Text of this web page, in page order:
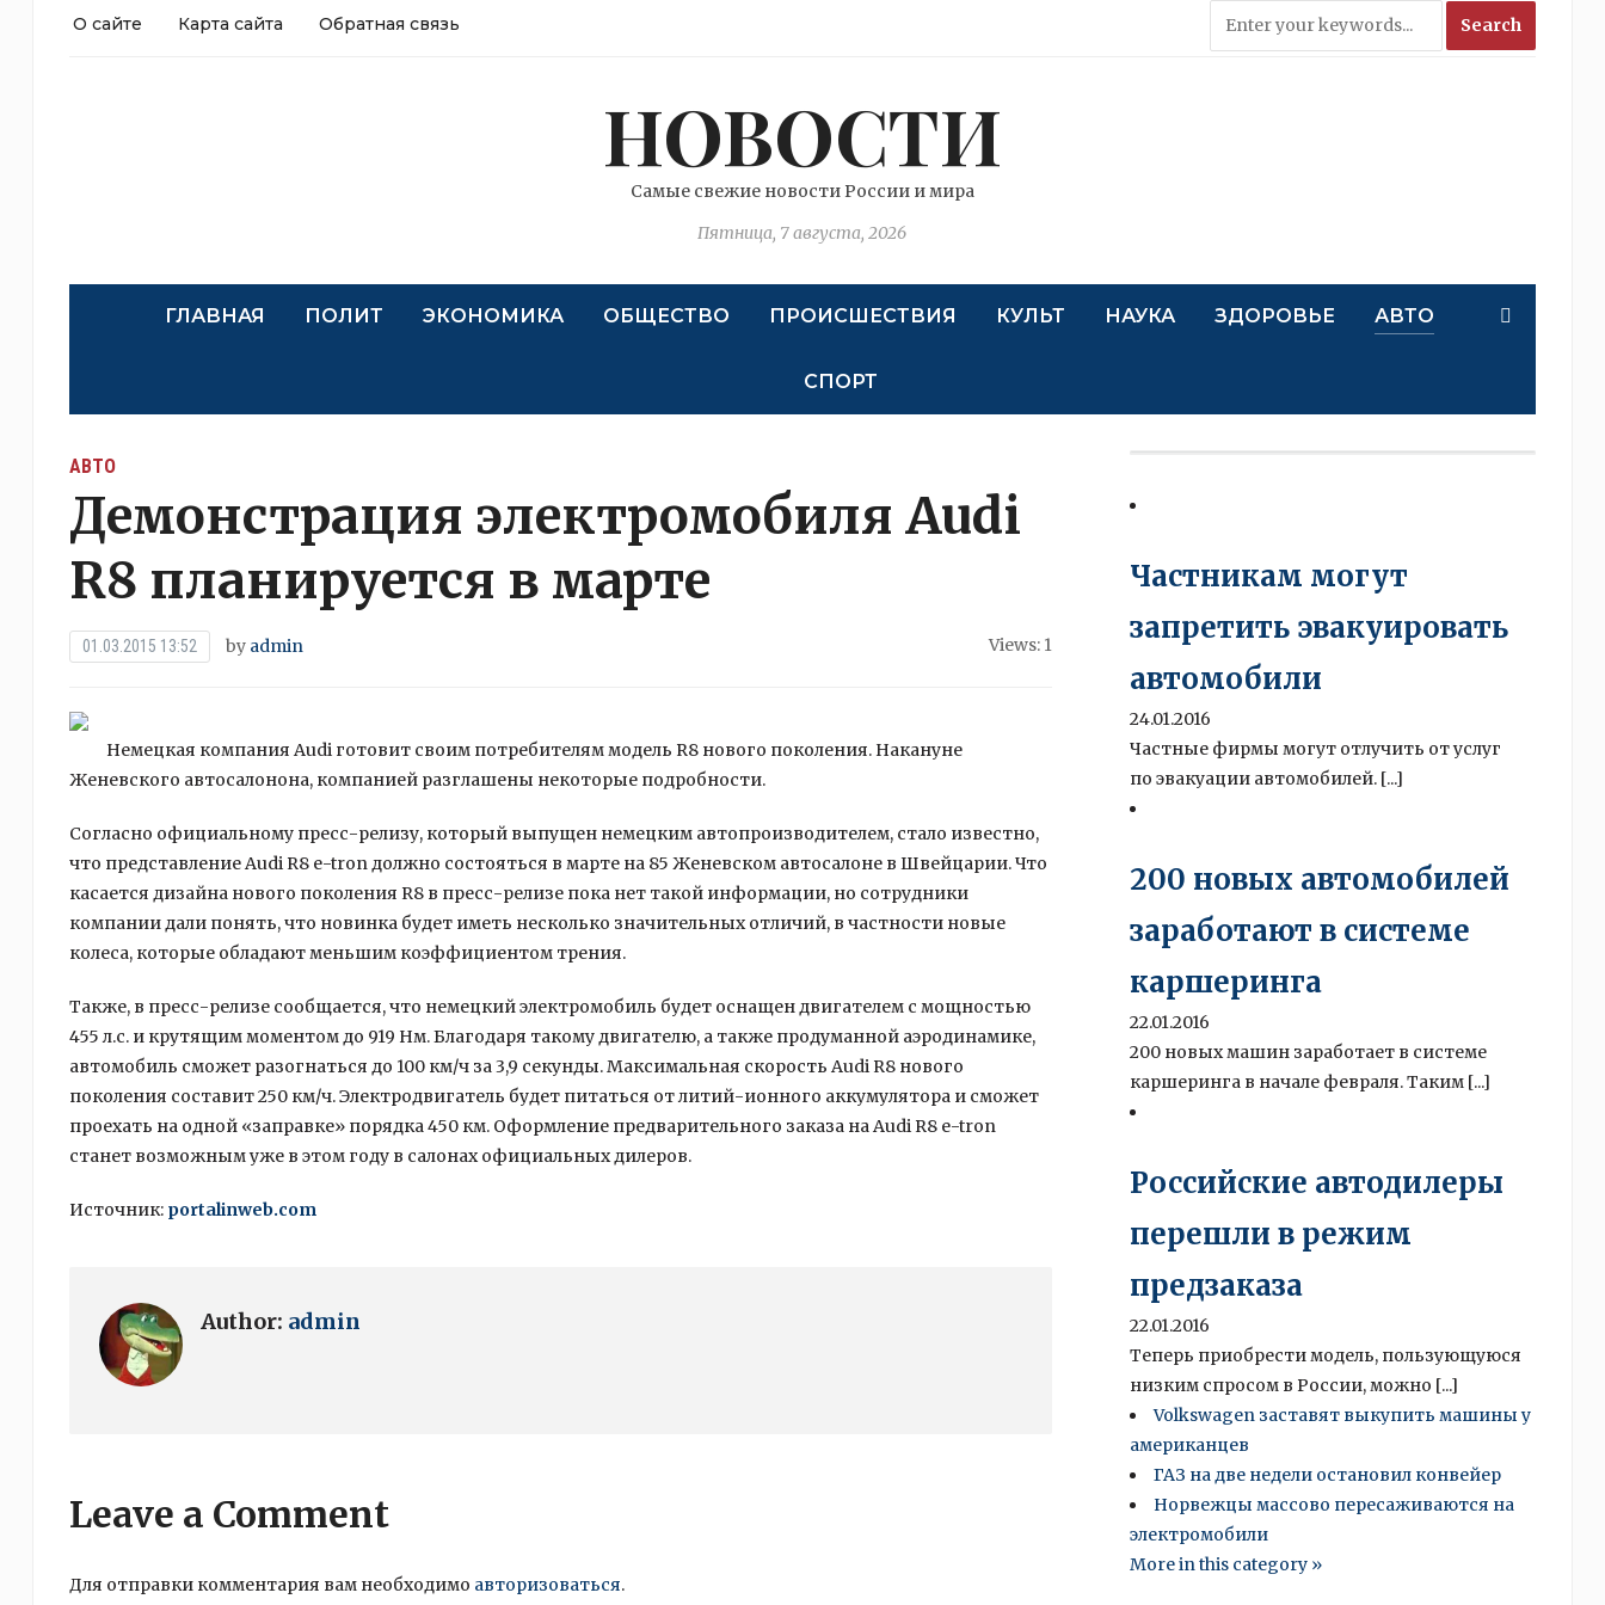
О сайте Карта сайта Обратная связь
НОВОСТИ
Самые свежие новости России и мира
Пятница, 7 августа, 2026
ГЛАВНАЯ ПОЛИТ ЭКОНОМИКА ОБЩЕСТВО ПРОИСШЕСТВИЯ КУЛЬТ НАУКА ЗДОРОВЬЕ АВТО
СПОРТ
АВТО
Демонстрация электромобиля Audi
R8 планируется в марте
01.03.2015 13:52 by admin Views: 1
Немецкая компания Audi готовит своим потребителям модель R8 нового поколения. Накануне
Женевского автосалонона, компанией разглашены некоторые подробности.
Согласно официальному пресс-релизу, который выпущен немецким автопроизводителем, стало известно,
что представление Audi R8 e-tron должно состояться в марте на 85 Женевском автосалоне в Швейцарии. Что
касается дизайна нового поколения R8 в пресс-релизе пока нет такой информации, но сотрудники
компании дали понять, что новинка будет иметь несколько значительных отличий, в частности новые
колеса, которые обладают меньшим коэффициентом трения.
Также, в пресс-релизе сообщается, что немецкий электромобиль будет оснащен двигателем с мощностью
455 л.с. и крутящим моментом до 919 Нм. Благодаря такому двигателю, а также продуманной аэродинамике,
автомобиль сможет разогнаться до 100 км/ч за 3,9 секунды. Максимальная скорость Audi R8 нового
поколения составит 250 км/ч. Электродвигатель будет питаться от литий-ионного аккумулятора и сможет
проехать на одной «заправке» порядка 450 км. Оформление предварительного заказа на Audi R8 e-tron
станет возможным уже в этом году в салонах официальных дилеров.
Источник: portalinweb.com
Author: admin
Leave a Comment
Для отправки комментария вам необходимо авторизоваться.
Частникам могут
запретить эвакуировать
автомобили
24.01.2016
Частные фирмы могут отлучить от услуг
по эвакуации автомобилей. [...]
200 новых автомобилей
заработают в системе
каршеринга
22.01.2016
200 новых машин заработает в системе
каршеринга в начале февраля. Таким [...]
Российские автодилеры
перешли в режим
предзаказа
22.01.2016
Теперь приобрести модель, пользующуюся
низким спросом в России, можно [...]
Volkswagen заставят выкупить машины у
американцев
ГАЗ на две недели остановил конвейер
Норвежцы массово пересаживаются на
электромобили
More in this category »